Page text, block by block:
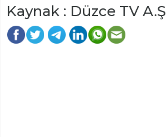
Kaynak : Düzce TV A.Ş